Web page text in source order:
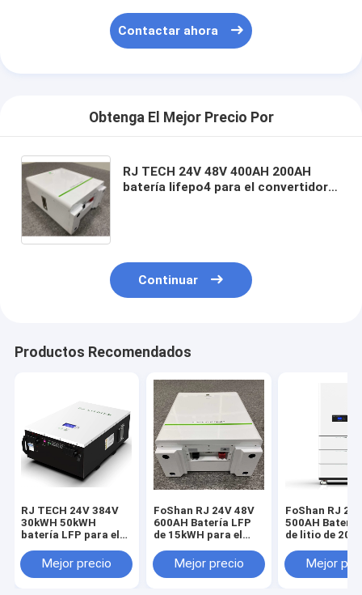
Contactar ahora
Obtenga El Mejor Precio Por
RJ TECH 24V 48V 400AH 200AH
batería lifepo4 para el convertidor
Continuar
Productos Recomendados
RJ TECH 24V 384V
30kWH 50kWH
batería LFP para el
Voltacon Voltasol
5kW híbrido Voltasol
Mejor precio
FoShan RJ 24V 48V
600AH Batería LFP
de 15kWH para el
fotovoltaico solar
Voltacon Conversol
Mejor precio
FoShan RJ
500AH Batería
de litio de
de red
Conversol 3kW
Mejor